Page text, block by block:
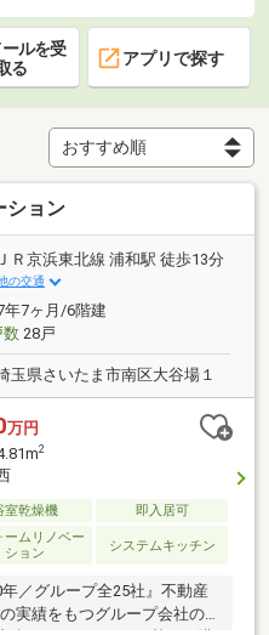
ルを受
る
アプリで探す
ション
ＪＲ京浜東北線 浦和駅 徒歩13分
の交通
年7ヶ月/6階建
数28戸
玉県さいたま市南区大谷場１
万円
2
室乾燥機 即入居可
ームリノベー
ション
システムキッチン
／グループ全25社』不動産
実績をもつグループ会社の